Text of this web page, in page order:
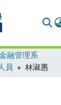
融管理系
員
林淑惠